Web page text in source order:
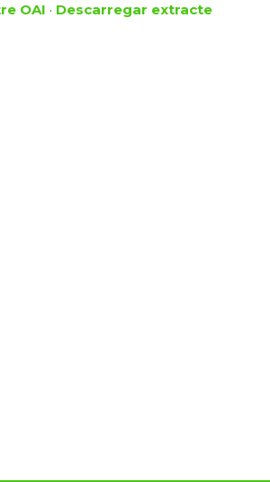
OAI · Descarregar extracte